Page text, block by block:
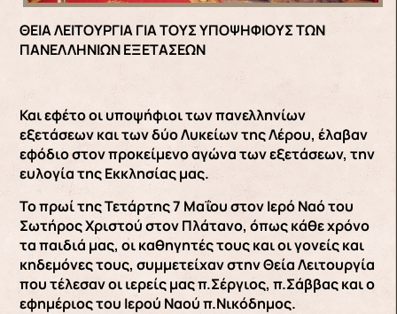
ΘΕΙΑ ΛΕΙΤΟΥΡΓΙΑ ΓΙΑ ΤΟΥΣ ΥΠΟΨΗΦΙΟΥΣ ΤΩΝ
ΠΑΝΕΛΛΗΝΙΩΝ ΕΞΕΤΑΣΕΩΝ
Και εφέτο οι υποψήφιοι των πανελληνίων
εξετάσεων και των δύο Λυκείων της Λέρου, έλαβαν
εφόδιο στον προκείμενο αγώνα των εξετάσεων, την
ευλογία της Εκκλησίας μας.
Το πρωί της Τετάρτης 7 Μαΐου στον Ιερό Ναό του
Σωτήρος Χριστού στον Πλάτανο, όπως κάθε χρόνο
τα παιδιά μας, οι καθηγητές τους και οι γονείς και
κηδεμόνες τους, συμμετείχαν στην Θεία Λειτουργία
που τέλεσαν οι ιερείς μας π.Σέργιος, π.Σάββας και ο
εφημέριος του Ιερού Ναού π.Νικόδημος.